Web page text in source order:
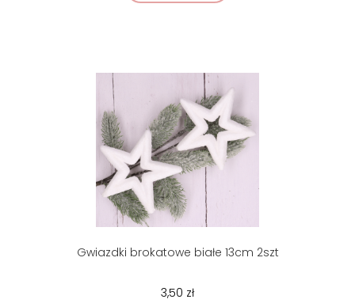
Gwiazdki brokatowe białe 13cm 2szt
3,50 zł